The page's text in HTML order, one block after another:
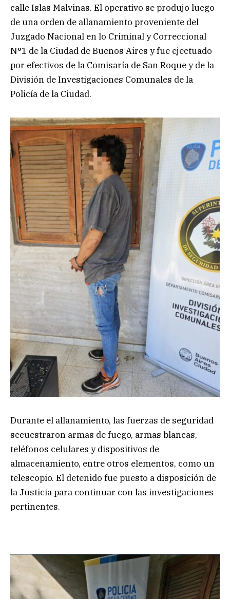
calle Islas Malvinas. El operativo se produjo luego
de una orden de allanamiento proveniente del
Juzgado Nacional en lo Criminal y Correccional
N°1 de la Ciudad de Buenos Aires y fue ejectuado
por efectivos de la Comisaría de San Roque y de la
División de Investigaciones Comunales de la
Policía de la Ciudad.
Durante el allanamiento, las fuerzas de seguridad
secuestraron armas de fuego, armas blancas,
teléfonos celulares y dispositivos de
almacenamiento, entre otros elementos, como un
telescopio. El detenido fue puesto a disposición de
la Justicia para continuar con las investigaciones
pertinentes.